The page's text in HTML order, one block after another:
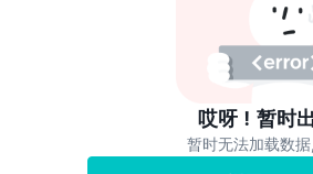
哎呀！暂时
暂时无法加载数据